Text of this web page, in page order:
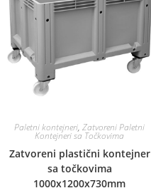
Paletni kontejneri, Zatvoreni Paletni
Kontejneri sa Točkovima
Zatvoreni plastični kontejner
sa točkovima
1000x1200x730mm